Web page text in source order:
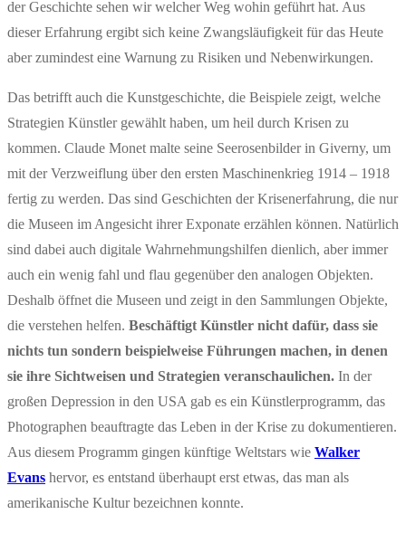
der Geschichte sehen wir welcher Weg wohin geführt hat. Aus
dieser Erfahrung ergibt sich keine Zwangsläufigkeit für das Heute
aber zumindest eine Warnung zu Risiken und Nebenwirkungen.
Das betrifft auch die Kunstgeschichte, die Beispiele zeigt, welche
Strategien Künstler gewählt haben, um heil durch Krisen zu
kommen. Claude Monet malte seine Seerosenbilder in Giverny, um
mit der Verzweiflung über den ersten Maschinenkrieg 1914 – 1918
fertig zu werden. Das sind Geschichten der Krisenerfahrung, die nur
die Museen im Angesicht ihrer Exponate erzählen können. Natürlich
sind dabei auch digitale Wahrnehmungshilfen dienlich, aber immer
auch ein wenig fahl und flau gegenüber den analogen Objekten.
Deshalb öffnet die Museen und zeigt in den Sammlungen Objekte,
die verstehen helfen. Beschäftigt Künstler nicht dafür, dass sie
nichts tun sondern beispielweise Führungen machen, in denen
sie ihre Sichtweisen und Strategien veranschaulichen. In der
großen Depression in den USA gab es ein Künstlerprogramm, das
Photographen beauftragte das Leben in der Krise zu dokumentieren.
Aus diesem Programm gingen künftige Weltstars wie Walker
Evans hervor, es entstand überhaupt erst etwas, das man als
amerikanische Kultur bezeichnen konnte.